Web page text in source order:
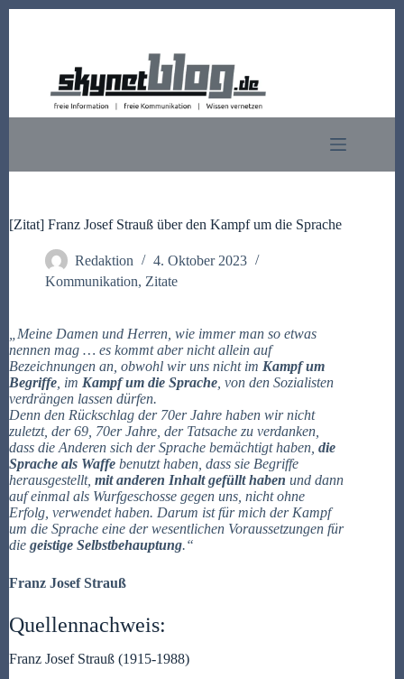
[Zitat] Franz Josef Strauß über den Kampf um die Sprache
Redaktion
4. Oktober 2023
Kommunikation, Zitate
„Meine Damen und Herren, wie immer man so etwas
nennen mag … es kommt aber nicht allein auf
Bezeichnungen an, obwohl wir uns nicht im Kampf um
Begriffe , im Kampf um die Sprache , von den Sozialisten
verdrängen lassen dürfen.
Denn den Rückschlag der 70er Jahre haben wir nicht
zuletzt, der 69, 70er Jahre, der Tatsache zu verdanken,
dass die Anderen sich der Sprache bemächtigt haben, die
Sprache als Waffe benutzt haben, dass sie Begriffe
herausgestellt, mit anderen Inhalt gefüllt haben und dann
auf einmal als Wurfgeschosse gegen uns, nicht ohne
Erfolg, verwendet haben. Darum ist für mich der Kampf
um die Sprache eine der wesentlichen Voraussetzungen für
die geistige Selbstbehauptung.“
Franz Josef Strauß
Quellennachweis:
Franz Josef Strauß (1915-1988)